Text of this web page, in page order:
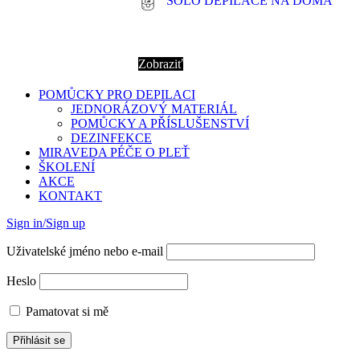
Zobraziť
POMŮCKY PRO DEPILACI
JEDNORÁZOVÝ MATERIÁL
POMŮCKY A PŘÍSLUŠENSTVÍ
DEZINFEKCE
MIRAVEDA PÉČE O PLEŤ
ŠKOLENÍ
AKCE
KONTAKT
Sign in/Sign up
Uživatelské jméno nebo e-mail
Heslo
Pamatovat si mě